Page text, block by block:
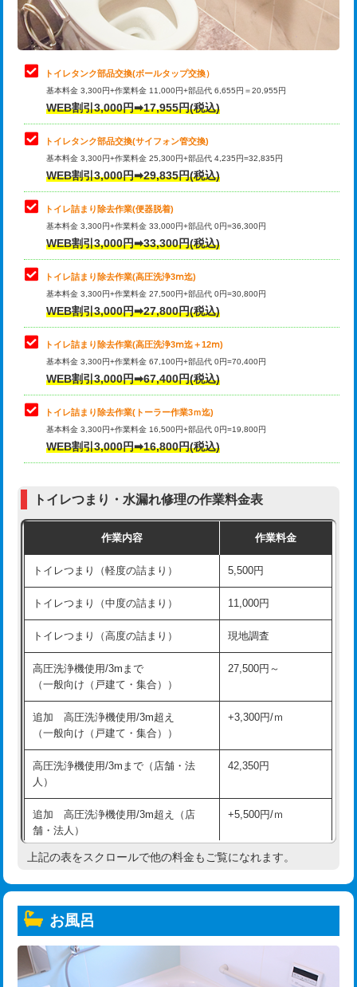
トイレタンク部品交換(ボールタップ交換）
基本料金 3,300円+作業料金 11,000円+部品代 6,655円＝20,955円
WEB割引3,000円➡17,955円(税込)
トイレタンク部品交換(サイフォン管交換)
基本料金 3,300円+作業料金 25,300円+部品代 4,235円=32,835円
WEB割引3,000円➡29,835円(税込)
トイレ詰まり除去作業(便器脱着)
基本料金 3,300円+作業料金 33,000円+部品代 0円=36,300円
WEB割引3,000円➡33,300円(税込)
トイレ詰まり除去作業(高圧洗浄3ⅿ迄)
基本料金 3,300円+作業料金 27,500円+部品代 0円=30,800円
WEB割引3,000円➡27,800円(税込)
トイレ詰まり除去作業(高圧洗浄3ⅿ迄＋12ⅿ)
基本料金 3,300円+作業料金 67,100円+部品代 0円=70,400円
WEB割引3,000円➡67,400円(税込)
トイレ詰まり除去作業(トーラー作業3ｍ迄)
基本料金 3,300円+作業料金 16,500円+部品代 0円=19,800円
WEB割引3,000円➡16,800円(税込)
トイレつまり・水漏れ修理の作業料金表
作業内容 作業料金
トイレつまり（軽度の詰まり） 5,500円
トイレつまり（中度の詰まり） 11,000円
トイレつまり（高度の詰まり） 現地調査
高圧洗浄機使用/3mまで
（一般向け（戸建て・集合））
27,500円～
追加 高圧洗浄機使用/3m超え
（一般向け（戸建て・集合））
+3,300円/ｍ
高圧洗浄機使用/3mまで（店舗・法
人）
42,350円
追加 高圧洗浄機使用/3m超え（店
舗・法人）
+5,500円/ｍ
高度高圧洗浄換 現地調査
トーラー機使用/3mまで
追加トーラー機使用/3m超え
上記の表をスクロールで他の料金もご覧になれます。
お風呂